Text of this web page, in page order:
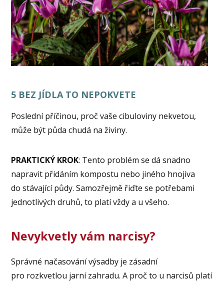
5 BEZ JÍDLA TO NEPOKVETE
Poslední příčinou, proč vaše cibuloviny nekvetou,
může být půda chudá na živiny.
PRAKTICKÝ KROK: Tento problém se dá snadno
napravit přidáním kompostu nebo jiného hnojiva
do stávající půdy. Samozřejmě řiďte se potřebami
jednotlivých druhů, to platí vždy a u všeho.
Nevykvetly vám narcisy?
Správné načasování výsadby je zásadní
pro rozkvetlou jarní zahradu. A proč to u narcisů platí